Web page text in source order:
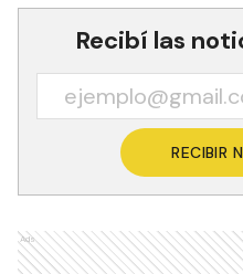
Recibí las
RECIBIR
Ads